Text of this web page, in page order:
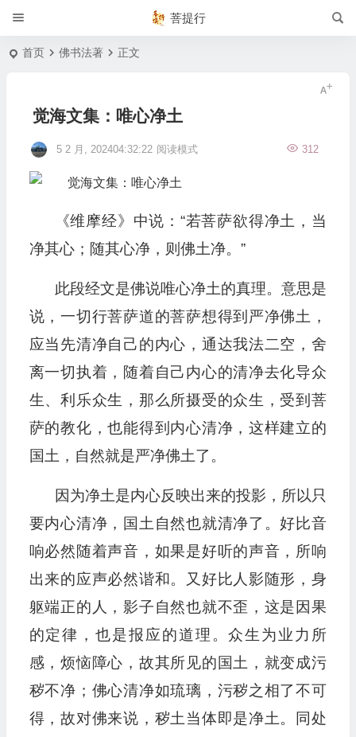
菩提行
首页 佛书法著 正文
觉海文集：唯心净土
5 2 月, 202404:32:22 312
阅读模式
《维摩经》中说：“若菩萨欲得净土，当
净其心；随其心净，则佛土净。”
此段经文是佛说唯心净土的真理。意思是
说，一切行菩萨道的菩萨想得到严净佛土，
应当先清净自己的内心，通达我法二空，舍
离一切执着，随着自己内心的清净去化导众
生、利乐众生，那么所摄受的众生，受到菩
萨的教化，也能得到内心清净，这样建立的
国土，自然就是严净佛土了。
因为净土是内心反映出来的投影，所以只
要内心清净，国土自然也就清净了。好比音
响必然随着声音，如果是好听的声音，所响
出来的应声必然谐和。又好比人影随形，身
躯端正的人，影子自然也就不歪，这是因果
的定律，也是报应的道理。众生为业力所
感，烦恼障心，故其所见的国土，就变成污
秽不净；佛心清净如琉璃，污秽之相了不可
得，故对佛来说，秽土当体即是净土。同处